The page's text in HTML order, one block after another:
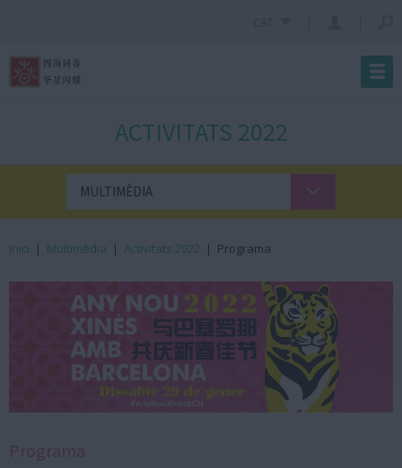
ACTIVITATS 2022
MULTIMÈDIA
Inici | Multimèdia | Activitats 2022 | Programa
Programa